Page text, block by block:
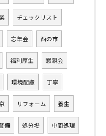
チェックリスト
忘年会 酉の市
福利厚生 懇親会
環境配慮 丁寧
リフォーム 養生
備 処分場 中間処理